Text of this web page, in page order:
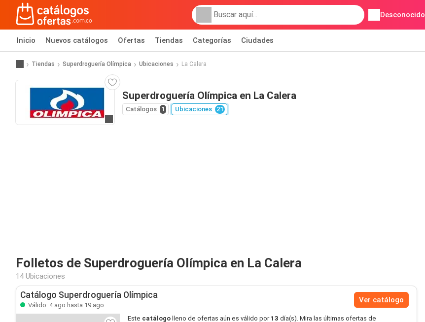
Desconocido
Inicio Nuevos catálogos Ofertas Tiendas Categorías Ciudades
Tiendas Superdroguería Olímpica Ubicaciones La Calera
Superdroguería Olímpica en La Calera
Catálogos 1 Ubicaciones 21
Folletos de Superdroguería Olímpica en La Calera
14 Ubicaciones
Catálogo Superdroguería Olímpica
Válido: 4 ago hasta 19 ago
Ver catálogo
Este catálogo lleno de ofertas aún es válido por 13 día(s). Mira las últimas ofertas de